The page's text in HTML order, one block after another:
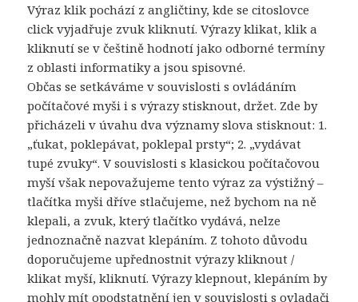
Výraz klik pochází z angličtiny, kde se citoslovce
click vyjadřuje zvuk kliknutí. Výrazy klikat, klik a
kliknutí se v češtině hodnotí jako odborné termíny
z oblasti informatiky a jsou spisovné.
Občas se setkáváme v souvislosti s ovládáním
počítačové myši i s výrazy stisknout, držet. Zde by
přicházeli v úvahu dva významy slova stisknout: 1.
„ťukat, poklepávat, poklepal prsty“; 2. „vydávat
tupé zvuky“. V souvislosti s klasickou počítačovou
myší však nepovažujeme tento výraz za výstižný –
tlačítka myši dříve stlačujeme, než bychom na ně
klepali, a zvuk, který tlačítko vydává, nelze
jednoznačně nazvat klepáním. Z tohoto důvodu
doporučujeme upřednostnit výrazy kliknout /
klikat myší, kliknutí. Výrazy klepnout, klepáním by
mohly mít opodstatnění jen v souvislosti s ovladači